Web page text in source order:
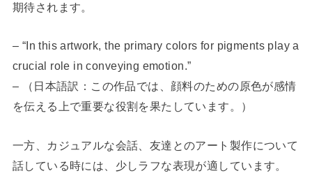
期待されます。
– “In this artwork, the primary colors for pigments play a
crucial role in conveying emotion.”
– （日本語訳：この作品では、顔料のための原色が感情
を伝える上で重要な役割を果たしています。）
一方、カジュアルな会話、友達とのアート製作について
話している時には、少しラフな表現が適しています。